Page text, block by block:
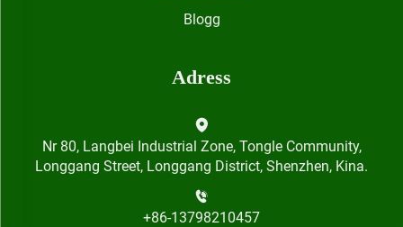
Blogg
Adress
Nr 80, Langbei Industrial Zone, Tongle Community,
Longgang Street, Longgang District, Shenzhen, Kina.
+86-13798210457